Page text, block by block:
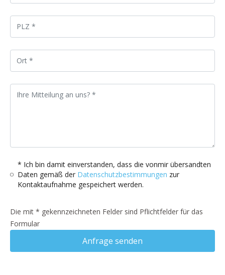
* Ich bin damit einverstanden, dass die vonmir übersandten
Daten gemäß der Datenschutzbestimmungen zur
Kontaktaufnahme gespeichert werden.
Die mit * gekennzeichneten Felder sind Pflichtfelder für das
Formular
Anfrage senden